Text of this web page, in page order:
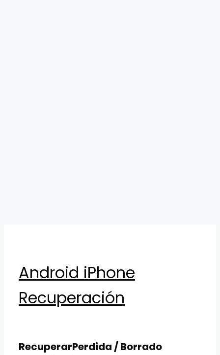
content
Android iPhone
Recuperación
RecuperarPerdida / Borrado